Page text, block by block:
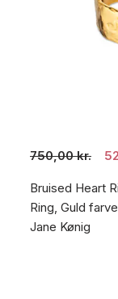
750,00 kr.
Bruised Heart
Ring, Guld
Jane Kønig